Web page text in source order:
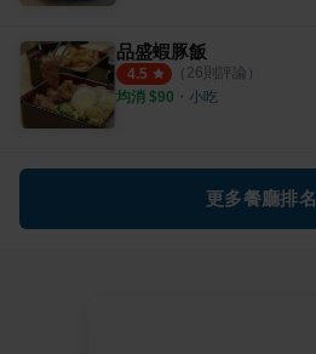
品盛蝦豚飯
4.5 （ 26則評論）
均消 $90 ・ 小吃
更多餐廳排名